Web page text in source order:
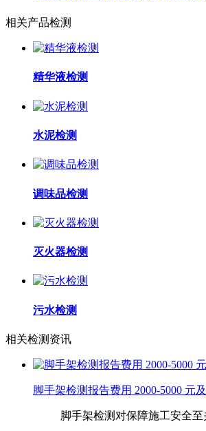
相关产品检测
精华液检测
水泥检测
调味品检测
灭火器检测
污水检测
相关检测资讯
脚手架检测报告费用 2000-5000 元
脚手架检测对保障施工安全至